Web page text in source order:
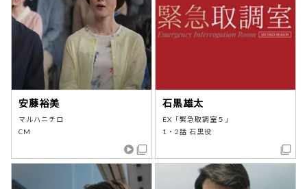
安藤裕美
マルハニチロ
CM
石黒雄太
EX「緊急取調室５」
1・2話 石黒役